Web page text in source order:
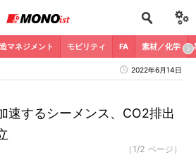
マネジメント モビリティ FA 素材／化学
2022年6月14日
速するシーメンス、CO2排出
（1/2 ページ）